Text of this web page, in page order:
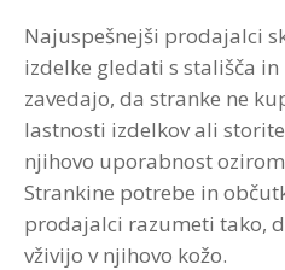
Najuspešnejši prodajalci
izdelke gledati s stališča
zavedajo, da stranke ne
lastnosti izdelkov ali
njihovo uporabnost
Strankine potrebe in
prodajalci razumeti tako,
vživijo v njihovo kožo.